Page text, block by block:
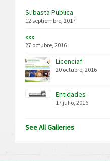
Subasta Publica
12 septiembre, 2017
xxx
27 octubre, 2016
Licenciaf
20 octubre, 2016
Entidades
17 julio, 2016
See All Galleries